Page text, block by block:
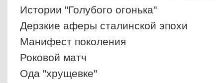
Истории "Голубого огонька"
Дерзкие аферы сталинской эпохи
Манифест поколения
Роковой матч
Ода "хрущевке"